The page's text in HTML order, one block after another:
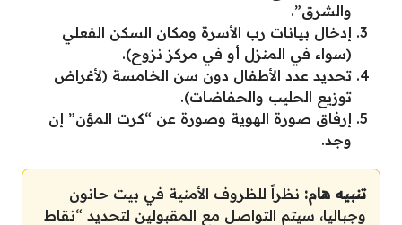
والشرق”.
إدخال بيانات رب الأسرة ومكان السكن الفعلي
(سواء في المنزل أو في مركز نزوح).
تحديد عدد الأطفال دون سن الخامسة (لأغراض
توزيع الحليب والحفاضات).
إرفاق صورة الهوية وصورة عن “كرت المؤن” إن
وجد.
تنبيه هام: نظراً للظروف الأمنية في بيت حانون
وجباليا، سيتم التواصل مع المقبولين لتحديد “نقاط